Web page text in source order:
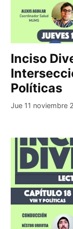
Inciso
Políticas
Jue 11 noviembre